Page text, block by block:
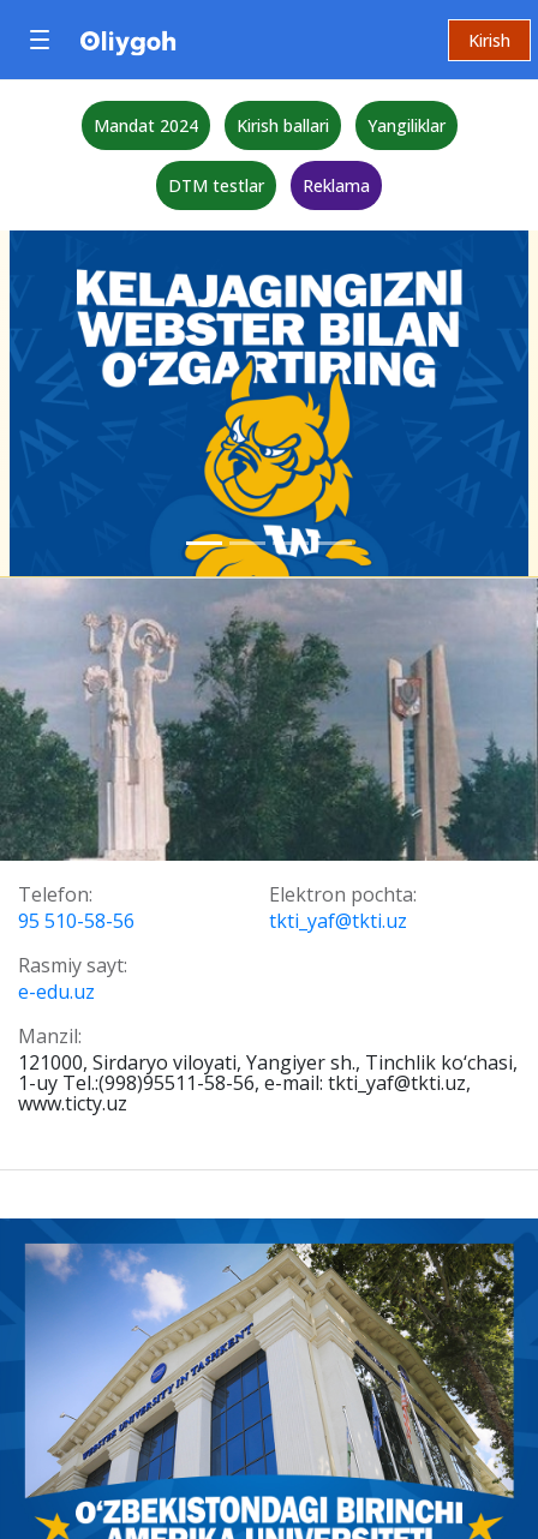
Kirish
Mandat 2024 Kirish ballari Yangiliklar
DTM testlar Reklama
Telefon:
95 510-58-56
Elektron pochta:
tkti_yaf@tkti.uz
Rasmiy sayt:
e-edu.uz
Manzil:
121000, Sirdaryo viloyati, Yangiyer sh., Tinchlik ko‘chasi,
1-uy Tel.:(998)95511-58-56, e-mail: tkti_yaf@tkti.uz,
www.ticty.uz